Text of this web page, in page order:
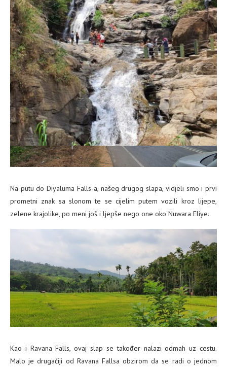
dok su se Manoj i Matej odvažili na kupanje! Bilo je poprilično
smiješno vidjeti Manoja onako sramežljivog bez majice i u kričavo
žutim kupaćima.
Diyulama Falls
Na putu do Diyaluma Falls-a, našeg drugog slapa, vidjeli smo i prvi
prometni znak sa slonom te se cijelim putem vozili kroz lijepe,
zelene krajolike, po meni još i ljepše nego one oko Nuwara Eliye.
Kao i Ravana Falls, ovaj slap se također nalazi odmah uz cestu.
Malo je drugačiji od Ravana Fallsa obzirom da se radi o jednom